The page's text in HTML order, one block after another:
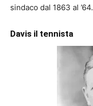
sindaco dal 1863 al ’64.
Davis il tennista